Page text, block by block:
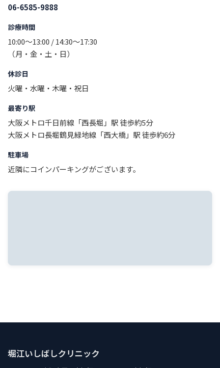
06-6585-9888
診療時間
10:00〜13:00 / 14:30〜17:30
（月・金・土・日）
休診日
火曜・水曜・木曜・祝日
最寄り駅
大阪メトロ千日前線「西長堀」駅 徒歩約5分
大阪メトロ長堀鶴見緑地線「西大橋」駅 徒歩約6分
駐車場
近隣にコインパーキングがございます。
堀江いしばしクリニック